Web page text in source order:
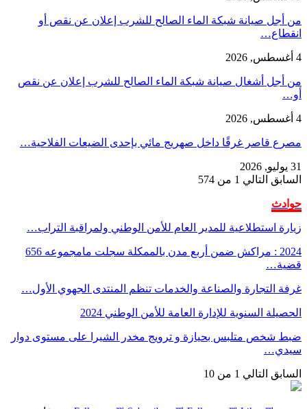
من أجل صيانة شبكة الماء الصالح للشرب إعلان عن نقص أو
انقطاع…
4 أغسطس, 2026
من أجل أشغال صيانة شبكة الماء الصالح للشرب إعلان عن نقص
أو…
4 أغسطس, 2026
مصرع قاصر غرقًا داخل صهريج مائي بإحدى الضيعات الفلاحية…
31 يوليو, 2026
السابق التالي 1 من 574
حوادث
زيارة استطلاعية للمدير العام للأمن الوطني ولمراقبة التراب…
2024 : مراكش ضمن أربع مدن بالممكلة سجلت مامجموعه 656
قضية…
غرفة التجارة والصناعة والخدمات تنظم المنتدى الجهوي الأول…
الحصيلة السنوية للإدارة العامة للأمن الوطني 2024
ضبط شخص متلبس بحيازة و ترويج مخدر الشيرا على مستوى دوار
سيدي…
السابق التالي 1 من 10